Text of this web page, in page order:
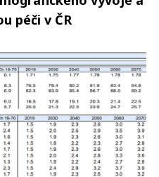
péči v ČR